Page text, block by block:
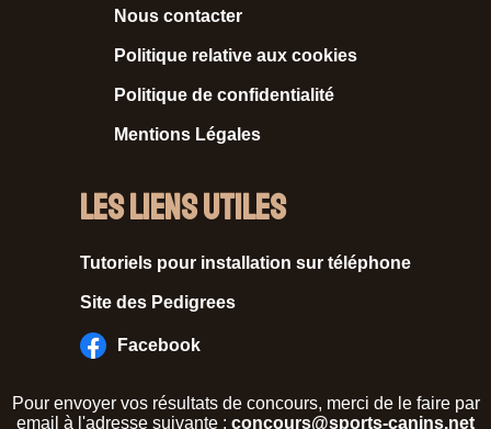
Nous contacter
Politique relative aux cookies
Politique de confidentialité
Mentions Légales
Les liens utiles
Tutoriels pour installation sur téléphone
Site des Pedigrees
Facebook
Pour envoyer vos résultats de concours, merci de le faire par
email à l'adresse suivante : concours@sports-canins.net